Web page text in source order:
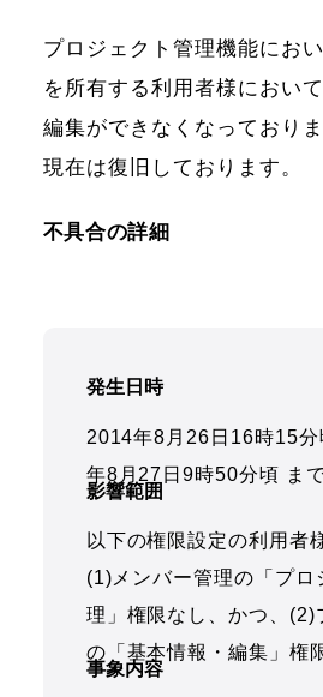
プロジェクト管理機能にお
を所有する利用者様におい
編集ができなくなっておりま
現在は復旧しております。
不具合の詳細
発生日時
2014年8月26日16時15
年8月27日9時50分頃 ま
影響範囲
以下の権限設定の利用者
(1)メンバー管理の「プロ
理」権限なし、かつ、(2)
の「基本情報・編集」権
事象内容